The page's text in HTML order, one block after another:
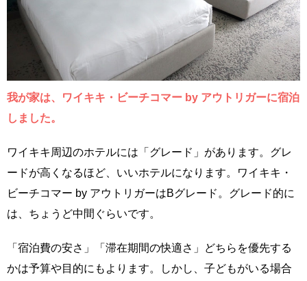
我が家は、ワイキキ・ビーチコマー by アウトリガーに宿泊
しました。
ワイキキ周辺のホテルには「グレード」があります。グレ
ードが高くなるほど、いいホテルになります。ワイキキ・
ビーチコマー by アウトリガーはBグレード。グレード的に
は、ちょうど中間ぐらいです。
「宿泊費の安さ」「滞在期間の快適さ」どちらを優先する
かは予算や目的にもよります。しかし、子どもがいる場合